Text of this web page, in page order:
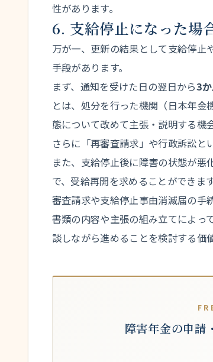
性があります。
6. 支給停止になった場
万が一、更新の結果として支給停止
手段があります。
まず、通知を受けた日の翌日から3
とは、処分を行った機関（日本年
態について改めて主張・説明する機
さらに「再審査請求」や行政訴訟と
また、支給停止後に障害の状態が悪
で、受給再開を求めることができま
審査請求や支給停止事由消滅届の手
書類の内容や主張の組み立てによっ
談しながら進めることを検討する価
障害年金の申請